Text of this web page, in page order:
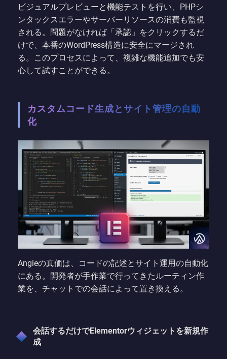
ビジュアルプレビューと機能テストを行い、PHPシ
ンタックスエラーやサーバーリソースの消費も監視
される。問題がなければ「承認」をクリックするだ
けで、本番のWordPress構造に安全にマージされ
る。このプロセスによって、複雑な機能追加でも安
心して試すことができる。
カスタムコード生成とサイト管理の自動
化
Angieの真価は、コードの記述とサイト運用の自動化
にある。開発者が手作業で行ってきたルーティン作
業を、チャットでの会話によって置き換える。
会話するだけでElementorウィジェットを新規作
成